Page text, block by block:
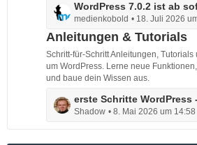
g
B
e
i
t
r
ä
e
L
e
t
t
e
e
WordPress 7.0.2 ist ab
medienkobold 18. Juli 2026
Anleitungen & Tutorials
Schritt-für-Schritt Anleitungen, Tutorials
um WordPress. Lerne neue
und baue dein Wissen aus.
L
e
erste Schritte WordPress
Shadow 8. Mai 2026 um 14:58